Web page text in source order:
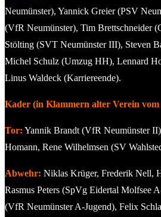
Neumünster), Yannick Greier (PSV
(VfR Neumünster), Tim Brettschneider
Stölting (SVT Neumünster III), Steven
Michel Schulz (Umzug HH), Lennard
Linus Waldeck (Karriereende).
Kader (in Klammern alter Verein vom
Tor: Yannik Brandt (VfR Neumünster
Homann, Rene Wilhelmsen (SV
Abwehr: Niklas Krüger, Frederik Nell,
Rasmus Peters (SpVg Eidertal Molfsee
(VfR Neumünster A-Jugend), Felix